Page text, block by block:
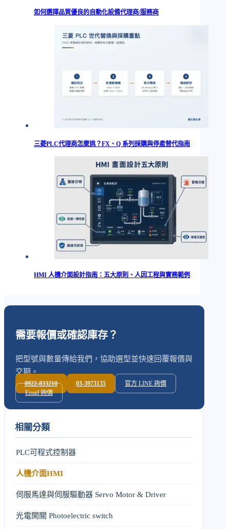
如何選擇品質優良的自動化設備代理商/服務商
三菱PLC代理商怎麼挑？FX、Q 系列採購與停產替代指南
HMI 人機介面設計指南：五大原則、人因工程與實務範例
需要報價或確認庫存？
把型號與數量傳給我們，協助選型並快速回覆報價與
交期。
0922-833210 03-3973135
官方 LINE 詢價
Email 詢價
相關分類
PLC可程式控制器
人機介面HMI
伺服馬達與伺服驅動器 Servo Motor & Driver
光電開關 Photoelectric switch